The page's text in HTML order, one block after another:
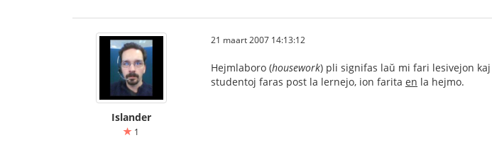
Islander
1
21 maart 2007 14:13:12
Hejmlaboro (housework) pli signifas laŭ mi fari lesivejon
studentoj faras post la lernejo, ion farita en la hejmo.